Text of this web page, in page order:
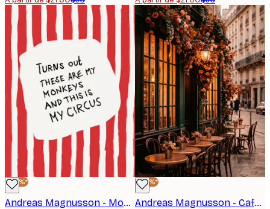
-40%*
Andreas Magnusson - Mon Cirque Mes Singes Affiche
-40%*
Andreas Magnusson - Café Parisien d'Automne Affiche